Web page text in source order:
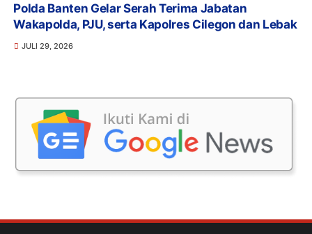
Polda Banten Gelar Serah Terima Jabatan
Wakapolda, PJU, serta Kapolres Cilegon dan Lebak
JULI 29, 2026